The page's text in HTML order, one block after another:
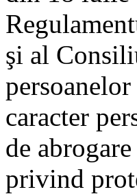
şi al
caracter
de
privind